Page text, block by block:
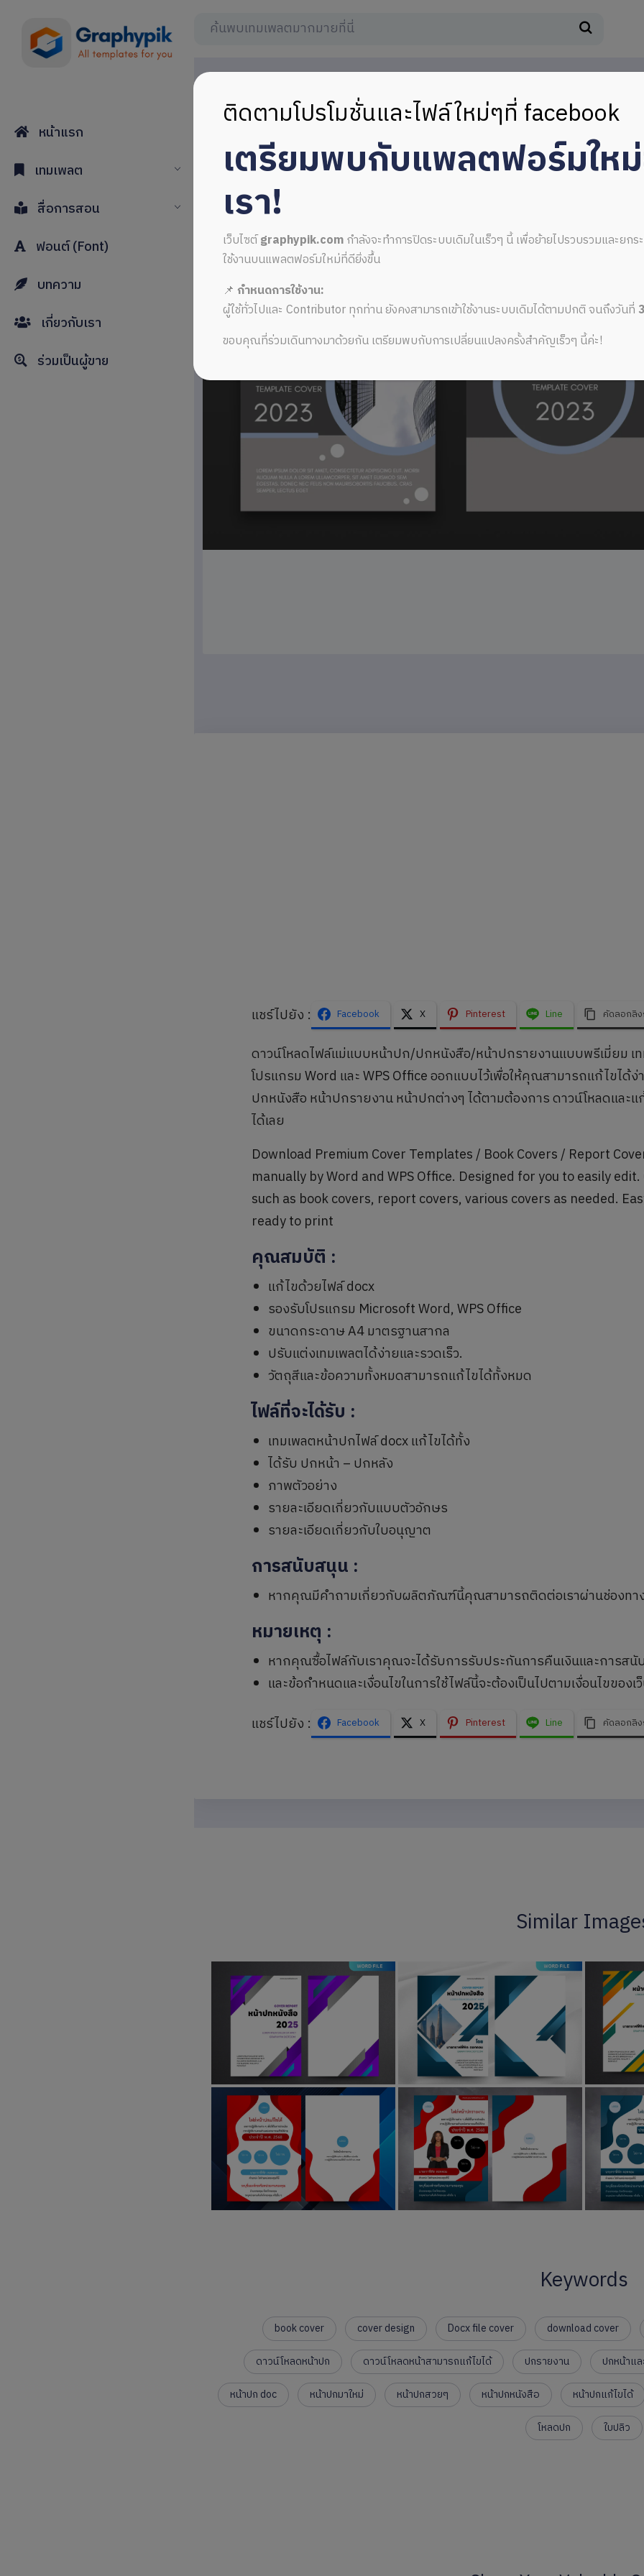
หน้าแรก
เทมเพลต
สื่อการสอน
ฟอนต์ (Font)
บทความ
เกี่ยวกับเรา
ร่วมเป็นผู้ขาย
แชร์ไปยัง : Facebook X Pinterest Line คัดลอกลิ
ดาวน์โหลดไฟล์แม่แบบหน้าปก/ปกหนังสือ/หน้าปกรายงานแบบพรีเมี่ยม เ
โปรแกรม Word และ WPS Office ออกแบบไว้เพื่อให้คุณสามารถแก้ไขได้
ปกหนังสือ หน้าปกรายงาน หน้าปกต่างๆ ได้ตามต้องการ ดาวน์โหลดและ
ได้เลย
Download Premium Cover Templates / Book Covers / Report
manually by Word and WPS Office. Designed for you to easily
such as book covers, report covers, various covers as needed.
ready to print
คุณสมบัติ :
แก้ไขด้วยไฟล์ docx
รองรับโปรแกรม Microsoft Word, WPS Office
ขนาดกระดาษ A4 มาตรฐานสากล
ปรับแต่งเทมเพลตได้ง่ายและรวดเร็ว.
วัตถุสีและข้อความทั้งหมดสามารถแก้ไขได้ทั้งหมด
ไฟล์ที่จะได้รับ :
เทมเพลตหน้าปกไฟล์ docx แก้ไขได้ทั้ง
ได้รับ ปกหน้า – ปกหลัง
ภาพตัวอย่าง
รายละเอียดเกี่ยวกับแบบตัวอักษร
รายละเอียดเกี่ยวกับใบอนุญาต
การสนับสนุน :
หากคุณมีคำถามเกี่ยวกับผลิตภัณฑ์นี้คุณสามารถติดต่อเราผ่านช่องทา
หมายเหตุ :
หากคุณซื้อไฟล์กับเราคุณจะได้รับการรับประกันการคืนเงินและการส
และข้อกำหนดและเงื่อนไขในการใช้ไฟล์นี้จะต้องเป็นไปตามเงื่อนไขของ
แชร์ไปยัง :
Facebook X Pinterest Line คัดลอกลิ
Similar
Keywords
book cover cover design Docx file cover download cover
ดาวน์โหลดหน้าปก
ดาวน์โหลดหน้าสามารถแก้ไขได้ ปกรายงาน ปกหน้าแ
หน้าปก doc
หน้าปกมาใหม่ หน้าปกสวยๆ หน้าปกหนังสือ หน้าปกแก้ไขได้
โหลดปก
ใบปลิว
ติดตามโปรโมชั่นและไฟล์ใหม่ๆที่ facebook
เตรียมพบกับแพลตฟอร์มให
เรา!
เว็บไซต์graphypik.comกำลังจะทำการปิดระบบเดิมในเร็วๆ นี้ เพื่อย้ายไปรวบรวมและยก
ใช้งานบนแพลตฟอร์มใหม่ที่ดียิ่งขึ้น
📌 กำหนดการใช้งาน:
ผู้ใช้ทั่วไปและ Contributor ทุกท่าน ยังคงสามารถเข้าใช้งานระบบเดิมได้ตามปกติ จนถึงวันที่
ขอบคุณที่ร่วมเดินทางมาด้วยกัน เตรียมพบกับการเปลี่ยนแปลงครั้งสำคัญเร็วๆ นี้ค่ะ!